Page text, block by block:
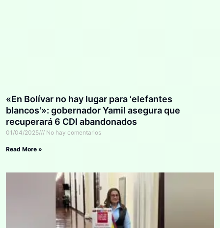
«En Bolívar no hay lugar para ‘elefantes
blancos'»: gobernador Yamil asegura que
recuperará 6 CDI abandonados
01/04/2025 No hay comentarios
Read More »